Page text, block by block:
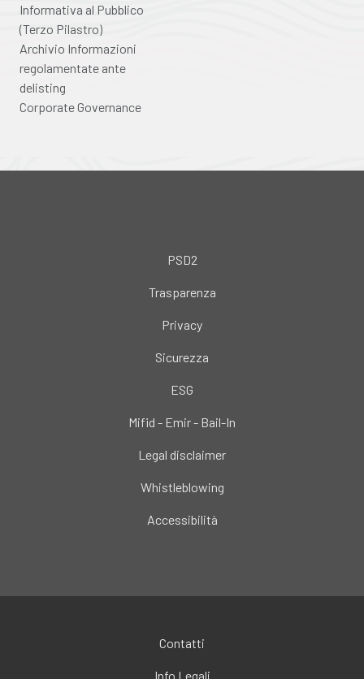
Informativa al Pubblico
(Terzo Pilastro)
Archivio Informazioni
regolamentate ante
delisting
Corporate Governance
PSD2
Trasparenza
Privacy
Sicurezza
ESG
Mifid - Emir - Bail-In
Legal disclaimer
Whistleblowing
Accessibilità
Contatti
Info Legali